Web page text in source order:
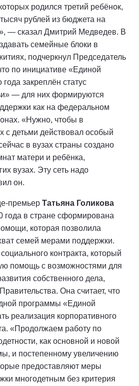
родился третий ребёнок,
рублей из бюджета на
— сказал Дмитрий Медведев. В
семейные блоки в
подчеркнул Председатель
по инициативе «Единой
закреплён статус
— для них формируются
как на федеральном
«Нужно, чтобы в
с детьми действовал особый
в вузах страны создано
матери и ребёнка,
вузах. Эту сеть надо
он.
премьер Татьяна Голикова
года в стране сформирована
которая позволила
семей мерами поддержки.
контракта, который
помощь с возможностями для
собственного дела,
Она считает, что
программы «Единой
реализация корпоративного
«Продолжаем работу по
как основной и новой
и постепенному увеличению
предоставляют меры
многодетным без критерия